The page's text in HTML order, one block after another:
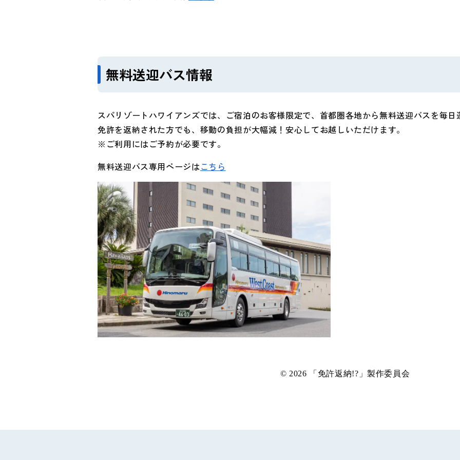
無料送迎バス情報
スパリゾートハワイアンズでは、ご宿泊のお客様限定で、首都圏各地から無料送迎バスを毎日
免許を返納された方でも、移動の負担が大幅減！安心してお越しいただけます。
※ご利用にはご予約が必要です。
無料送迎バス専用ページはこちら
© 2026 「免許返納!? 」製作委員会